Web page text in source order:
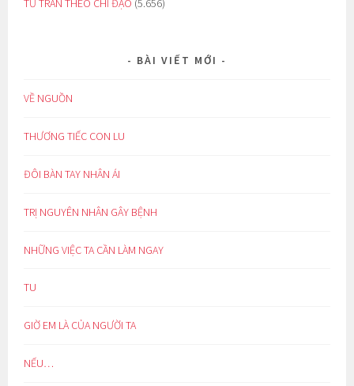
TỪ TRẦN THEO CHỈ ĐẠO (5.656)
BÀI VIẾT MỚI
VỀ NGUỒN
THƯƠNG TIẾC CON LU
ĐÔI BÀN TAY NHÂN ÁI
TRỊ NGUYÊN NHÂN GÂY BỆNH
NHỮNG VIỆC TA CẦN LÀM NGAY
TU
GIỜ EM LÀ CỦA NGƯỜI TA
NẾU…